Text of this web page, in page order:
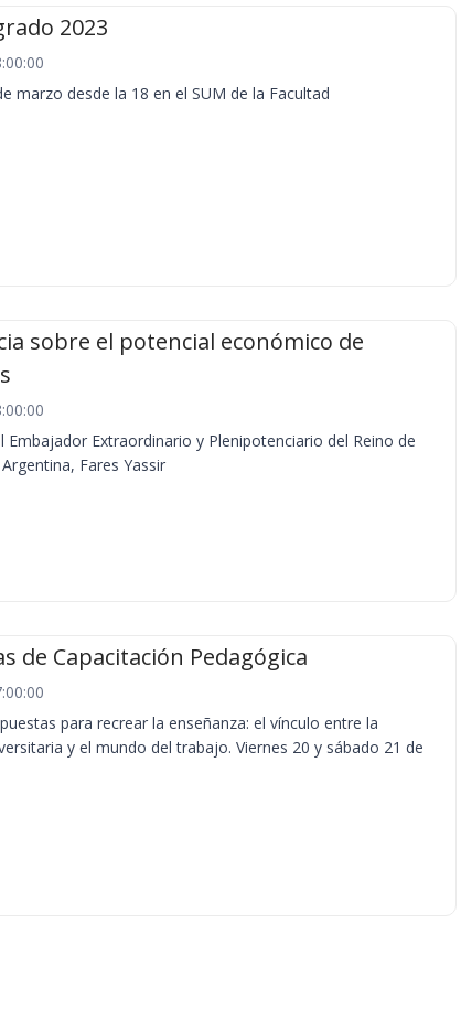
2023
marzo desde la 18 en el SUM de la Facultad
sobre el potencial económico de
Embajador Extraordinario y Plenipotenciario del Reino de
Fares Yassir
de Capacitación Pedagógica
para recrear la enseñanza: el vínculo entre la
y el mundo del trabajo. Viernes 20 y sábado 21 de